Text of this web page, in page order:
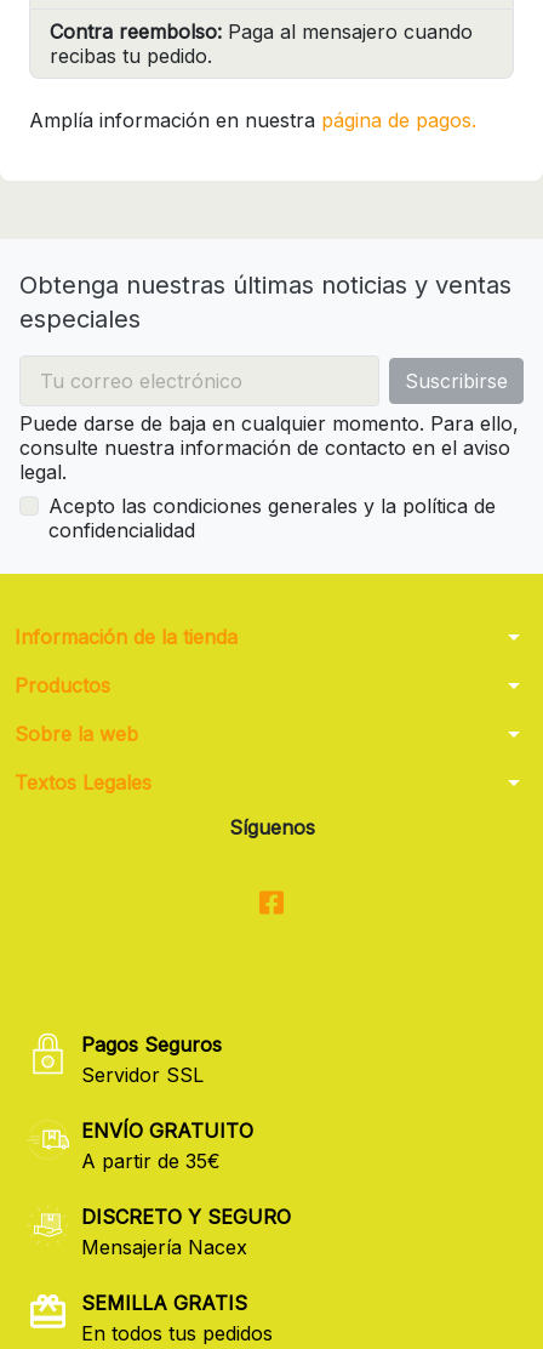
Contra reembolso: Paga al mensajero cuando
recibas tu pedido.
Amplía información en nuestra página de pagos.
Obtenga nuestras últimas noticias y ventas
especiales
Puede darse de baja en cualquier momento. Para ello,
consulte nuestra información de contacto en el aviso
legal.
Acepto las condiciones generales y la política de
confidencialidad
Información de la tienda arrow_drop_down
Productos arrow_drop_down
Sobre la web arrow_drop_down
Textos Legales arrow_drop_down
Síguenos
Pagos Seguros
Servidor SSL
ENVÍO GRATUITO
A partir de 35€
DISCRETO Y SEGURO
Mensajería Nacex
SEMILLA GRATIS
En todos tus pedidos